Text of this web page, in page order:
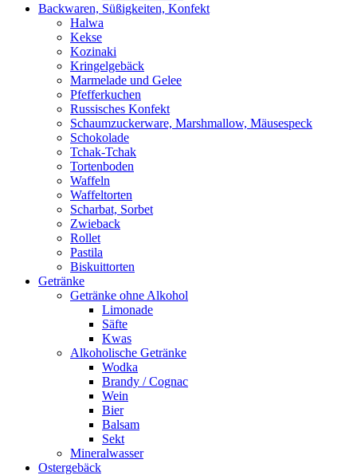
Backwaren, Süßigkeiten, Konfekt
Halwa
Kekse
Kozinaki
Kringelgebäck
Marmelade und Gelee
Pfefferkuchen
Russisches Konfekt
Schaumzuckerware, Marshmallow, Mäusespeck
Schokolade
Tchak-Tchak
Tortenboden
Waffeln
Waffeltorten
Scharbat, Sorbet
Zwieback
Rollet
Pastila
Biskuittorten
Getränke
Getränke ohne Alkohol
Limonade
Säfte
Kwas
Alkoholische Getränke
Wodka
Brandy / Cognac
Wein
Bier
Balsam
Sekt
Mineralwasser
Ostergebäck